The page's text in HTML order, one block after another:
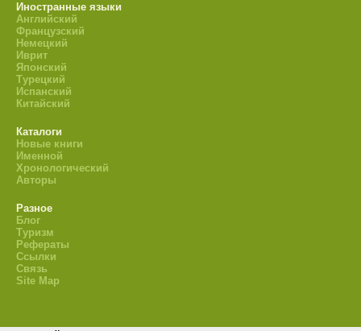
Иностранные языки
Английский
Французский
Немецкий
Иврит
Японский
Турецкий
Испанский
Китайский
Каталоги
Новые книги
Именной
Хронологический
Авторы
Разное
Блог
Туризм
Рефераты
Ссылки
Связь
Site Map